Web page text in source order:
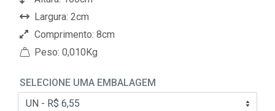
Largura: 2cm
Comprimento: 8cm
Peso: 0,010Kg
SELECIONE UMA EMBALAGEM